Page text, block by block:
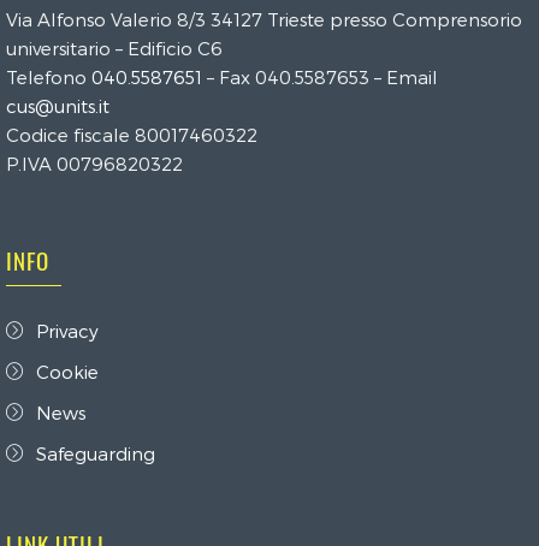
Via Alfonso Valerio 8/3 34127 Trieste presso Comprensorio
universitario – Edificio C6
Telefono 040.5587651 – Fax 040.5587653 – Email
cus@units.it
Codice fiscale 80017460322
P.IVA 00796820322
INFO
Privacy
Cookie
News
Safeguarding